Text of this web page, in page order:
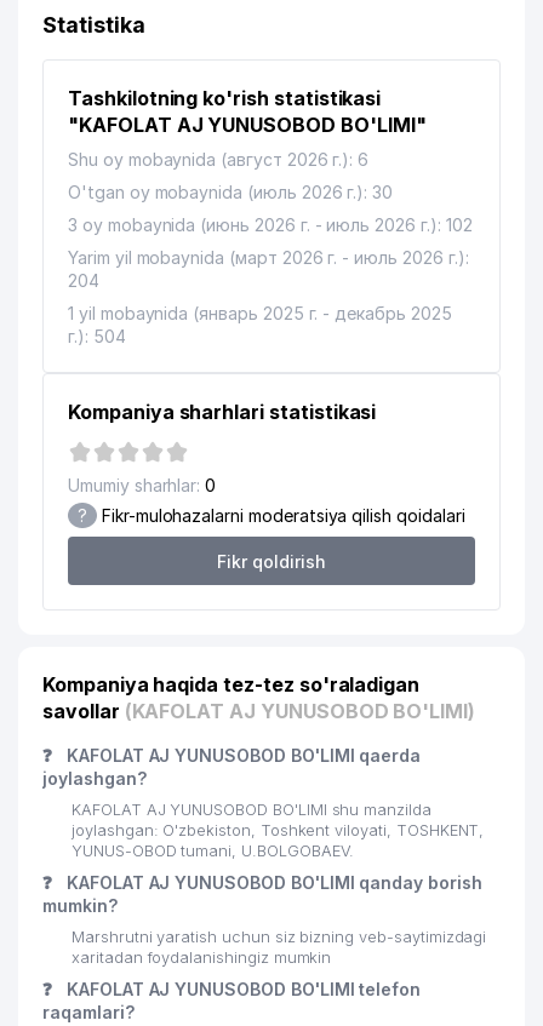
Statistika
Tashkilotning ko'rish statistikasi
"KAFOLAT AJ YUNUSOBOD BO'LIMI"
Shu oy mobaynida (август 2026 г.): 6
O'tgan oy mobaynida (июль 2026 г.): 30
3 oy mobaynida (июнь 2026 г. - июль 2026 г.): 102
Yarim yil mobaynida (март 2026 г. - июль 2026 г.):
204
1 yil mobaynida (январь 2025 г. - декабрь 2025
г.): 504
Kompaniya sharhlari statistikasi
Umumiy sharhlar: 0
? Fikr-mulohazalarni moderatsiya qilish qoidalari
Fikr qoldirish
Kompaniya haqida tez-tez so'raladigan
savollar (KAFOLAT AJ YUNUSOBOD BO'LIMI)
❓
KAFOLAT AJ YUNUSOBOD BO'LIMI qaerda
joylashgan?
KAFOLAT AJ YUNUSOBOD BO'LIMI shu manzilda
joylashgan: O'zbekiston, Toshkent viloyati, TOSHKENT,
YUNUS-OBOD tumani, U.BOLGOBAEV.
❓
KAFOLAT AJ YUNUSOBOD BO'LIMI qanday borish
mumkin?
Marshrutni yaratish uchun siz bizning veb-saytimizdagi
xaritadan foydalanishingiz mumkin
❓
KAFOLAT AJ YUNUSOBOD BO'LIMI telefon
raqamlari?